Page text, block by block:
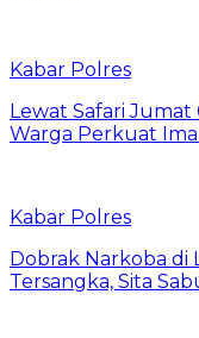
Kabar Polres
Lewat Safari
Warga Perkuat
Kabar Polres
Dobrak Narkoba di
Tersangka, Sita